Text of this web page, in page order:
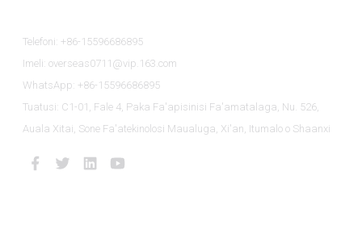
Telefoni: +86-15596686895
Imeli: overseas0711@vip.163.com
WhatsApp: +86-15596686895
Tuatusi: C1-01, Fale 4, Paka Fa'apisinisi Fa'amatalaga, Nu. 526,
Auala Xitai, Sone Fa'atekinolosi Maualuga, Xi'an, Itumalo o Shaanxi